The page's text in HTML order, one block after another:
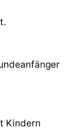
Kindern